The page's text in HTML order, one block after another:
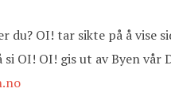
OI! tar sikte på å vise
OI! OI! gis ut av Byen